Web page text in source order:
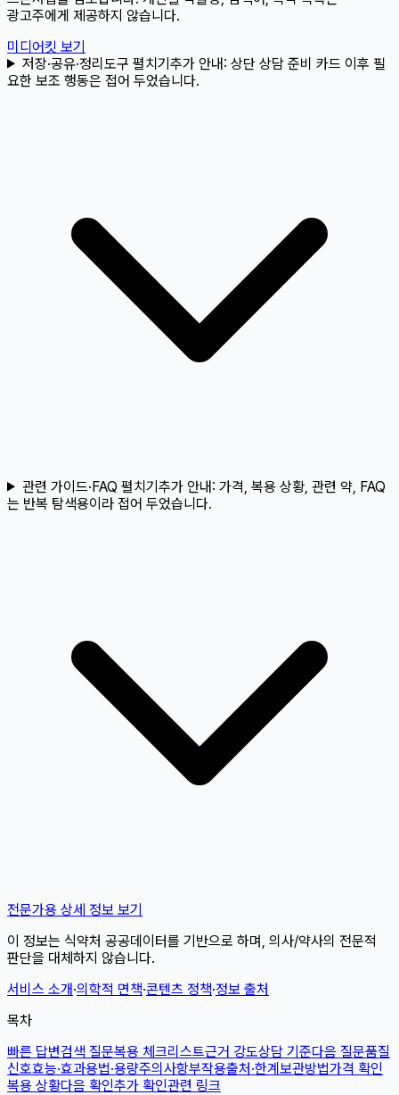
광고주에게 제공하지 않습니다.
미디어킷 보기
저장·공유·정리도구 펼치기추가 안내: 상단 상담 준비 카드 이후 필
요한 보조 행동은 접어 두었습니다.
관련 가이드·FAQ 펼치기추가 안내: 가격, 복용 상황, 관련 약, FAQ
는 반복 탐색용이라 접어 두었습니다.
전문가용 상세 정보 보기
이 정보는 식약처 공공데이터를 기반으로 하며, 의사/약사의 전문적
판단을 대체하지 않습니다.
서비스 소개·의학적 면책·콘텐츠 정책·정보 출처
목차
빠른 답변검색 질문복용 체크리스트근거 강도상담 기준다음 질문품질
신호효능·효과용법·용량주의사항부작용출처·한계보관방법가격 확인
복용 상황다음 확인추가 확인관련 링크